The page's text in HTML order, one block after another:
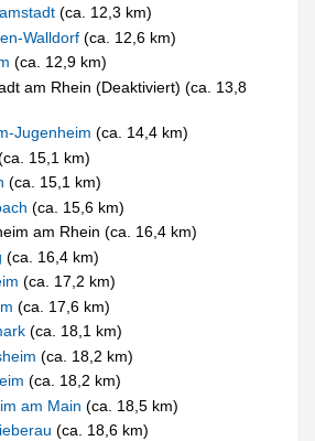
(ca. 12,3 km)
Walldorf(ca. 12,6 km)
(ca. 12,9 km)
am Rhein (Deaktiviert) (ca. 13,8
Jugenheim(ca. 14,4 km)
15,1 km)
(ca. 15,1 km)
(ca. 15,6 km)
am Rhein (ca. 16,4 km)
(ca. 16,4 km)
(ca. 17,2 km)
(ca. 17,6 km)
(ca. 18,1 km)
(ca. 18,2 km)
(ca. 18,2 km)
am Main(ca. 18,5 km)
(ca. 18,6 km)